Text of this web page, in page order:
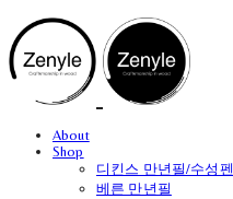
About
Shop
디킨스 만년필/수성펜
베른 만년필